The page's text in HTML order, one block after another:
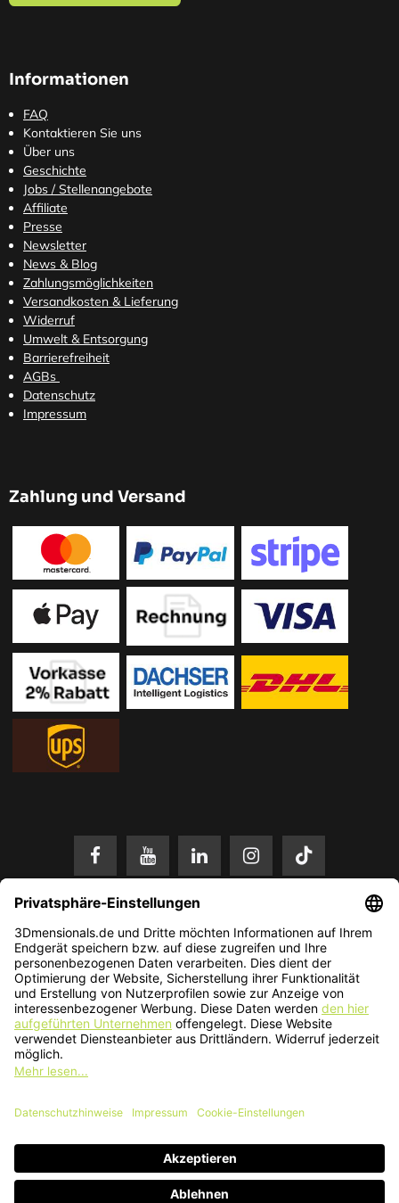
Informationen
FAQ
Kontaktieren Sie uns
Über uns
Geschichte
Jobs / Stellenangebote
Affiliate
Presse
Newsletter
News & Blog
Zahlungsmöglichkeiten
Versandkosten & Lieferung
Widerruf
Umwelt & Entsorgung
Barrierefreiheit
AGBs
Datenschutz
Impressum
Zahlung und Versand
* Alle Preise in EUR inkl. gesetzl. Mehrwertsteuer zzgl. Versandkosten.
Änderungen und Irrtümer vorbehalten. Nur solange der Vorrat reicht.
© 2026 3Dmensionals / PONTIALIS GmbH & Co. KG - All Rights Reserved.​
Kundenbewertung